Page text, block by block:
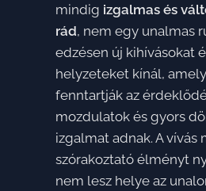
mindig izgalmas és
rád, nem egy unalmas
edzésen új kihívásokat
helyzeteket kínál,
fenntartják az
mozdulatok és gyors
izgalmat adnak. A vívás
szórakoztató élményt
nem lesz helye az